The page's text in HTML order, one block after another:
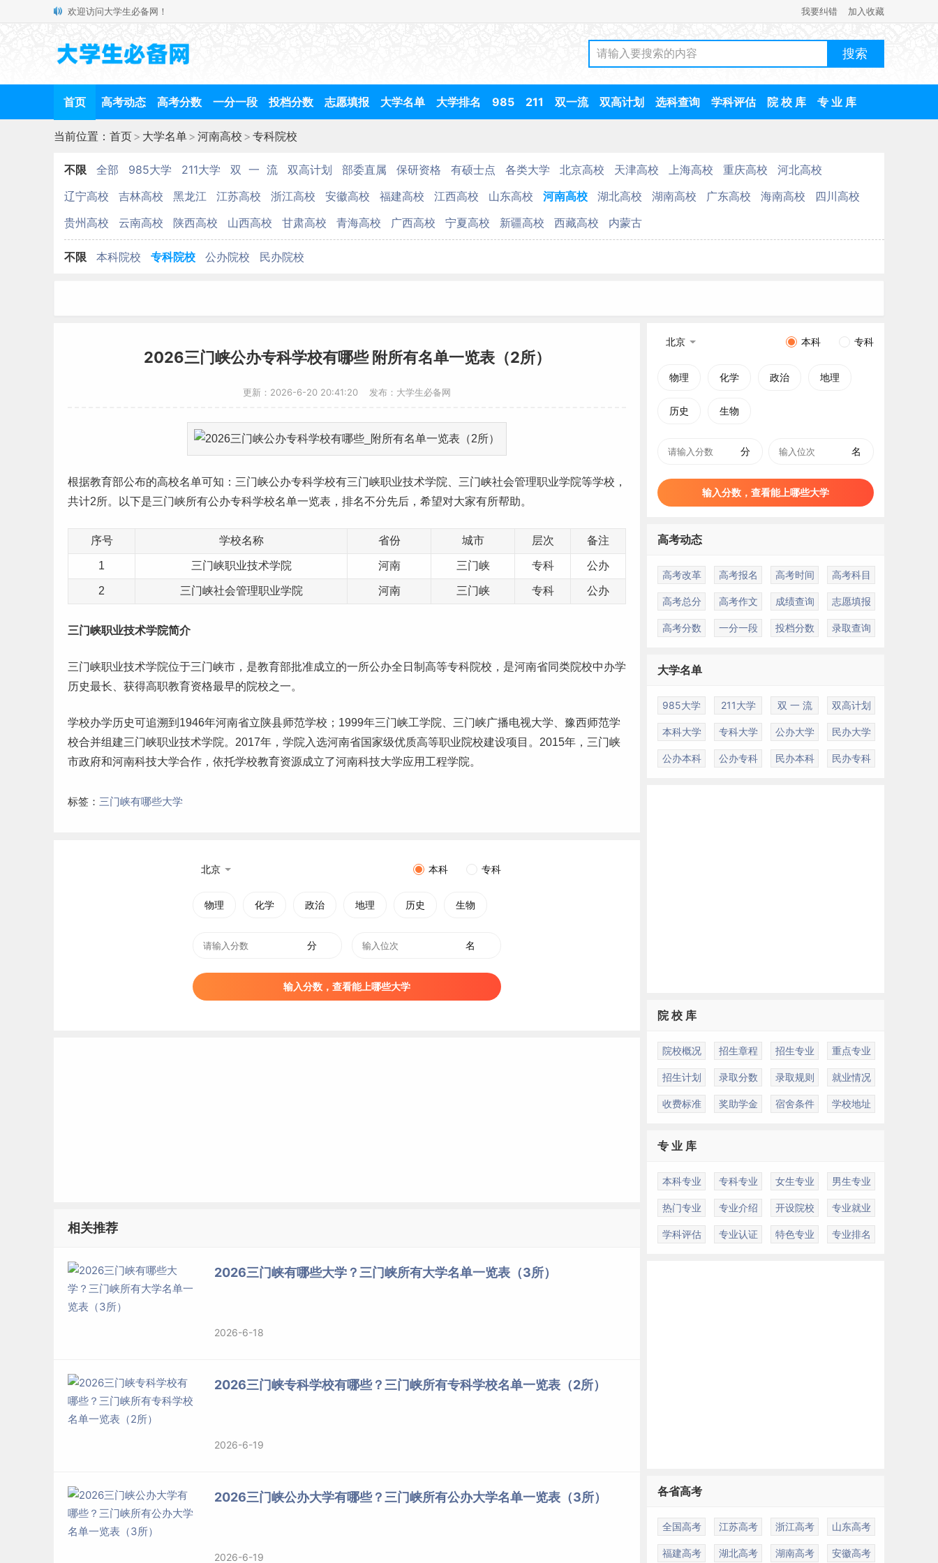
欢迎访问大学生必备网！ 我要纠错 加入收藏
首页 高考动态 高考分数 一分一段 投档分数 志愿填报 大学名单 大学排名 985 211 双一流 双高计划 选科查询 学科评估 院 校 库 专 业 库
当前位置： 首页> 大学名单> 河南高校 > 专科院校
不限 全部 985大学 211大学 双 一 流 双高计划 部委直属 保研资格 有硕士点 各类大学 北京高校 天津高校 上海高校 重庆高校
河北高校
辽宁高校
吉林高校 黑龙江 江苏高校 浙江高校 安徽高校 福建高校 江西高校 山东高校 河南高校 湖北高校 湖南高校 广东高校 海南高校
四川高校
贵州高校
云南高校 陕西高校 山西高校 甘肃高校 青海高校 广西高校 宁夏高校 新疆高校 西藏高校 内蒙古
不限 本科院校 专科院校 公办院校 民办院校
2026三门峡公办专科学校有哪些 附所有名单一览表（2所）
更新：2026-6-20 20:41:20 发布：大学生必备网
根据教育部公布的高校名单可知：三门峡公办专科学校有三门峡职业技术学院、三门峡社会管理职业学院等学校，
共计2所。以下是三门峡所有公办专科学校名单一览表，排名不分先后，希望对大家有所帮助。
序号 学校名称 省份 城市 层次 备注
1 三门峡职业技术学院 河南 三门峡 专科 公办
2 三门峡社会管理职业学院 河南 三门峡 专科 公办
三门峡职业技术学院简介
三门峡职业技术学院位于三门峡市，是教育部批准成立的一所公办全日制高等专科院校，是河南省同类院校中办学
历史最长、获得高职教育资格最早的院校之一。
学校办学历史可追溯到1946年河南省立陕县师范学校；1999年三门峡工学院、三门峡广播电视大学、豫西师范学
校合并组建三门峡职业技术学院。2017年，学院入选河南省国家级优质高等职业院校建设项目。2015年，三门峡
市政府和河南科技大学合作，依托学校教育资源成立了河南科技大学应用工程学院。
标签： 三门峡有哪些大学
北京 本科 专科
物理 化学 政治 地理 历史 生物
分 名
输入分数，查看能上哪些大学
相关推荐
2026三门峡有哪些大学？三门峡所有大学名单一览表（3所）
2026-6-18
2026三门峡专科学校有哪些？三门峡所有专科学校名单一览表（2所）
2026-6-19
2026三门峡公办大学有哪些？三门峡所有公办大学名单一览表（3所）
2026-6-19
北京 本科 专科
物理 化学 政治 地理
历史 生物
分 名
输入分数，查看能上哪些大学
高考动态
高考改革 高考报名 高考时间 高考科目
高考总分 高考作文 成绩查询 志愿填报
高考分数 一分一段 投档分数 录取查询
大学名单
985大学 211大学 双 一 流 双高计划
本科大学 专科大学 公办大学 民办大学
公办本科 公办专科 民办本科 民办专科
院 校 库
院校概况 招生章程 招生专业 重点专业
招生计划 录取分数 录取规则 就业情况
收费标准 奖助学金 宿舍条件 学校地址
专 业 库
本科专业 专科专业 女生专业 男生专业
热门专业 专业介绍 开设院校 专业就业
学科评估 专业认证 特色专业 专业排名
各省高考
全国高考 江苏高考 浙江高考 山东高考
福建高考 湖北高考 湖南高考 安徽高考